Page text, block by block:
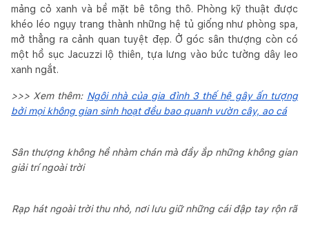
mảng cỏ xanh và bề mặt bê tông thô. Phòng kỹ thuật được
khéo léo ngụy trang thành những hệ tủ giống như phòng spa,
mở thẳng ra cảnh quan tuyệt đẹp. Ở góc sân thượng còn có
một hồ sục Jacuzzi lộ thiên, tựa lưng vào bức tường dây leo
xanh ngắt.
>>> Xem thêm: Ngôi nhà của gia đình 3 thế hệ gây ấn tượng
bởi mọi không gian sinh hoạt đều bao quanh vườn cây, ao cá
Sân thượng không hề nhàm chán mà đầy ắp những không gian
giải trí ngoài trời
Rạp hát ngoài trời thu nhỏ, nơi lưu giữ những cái đập tay rộn rã